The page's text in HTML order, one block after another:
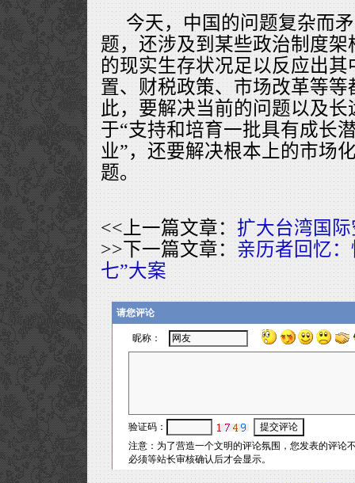
今天，中国的问题复杂而
题，还涉及到某些政治制度
的现实生存状况足以反应出
置、财税政策、市场改革等
此，要解决当前的问题以及
于“支持和培育一批具有成长
业”，还要解决根本上的市场
题。
<<上一篇文章：扩大台湾国
>>下一篇文章：亲历者回忆
七”大案